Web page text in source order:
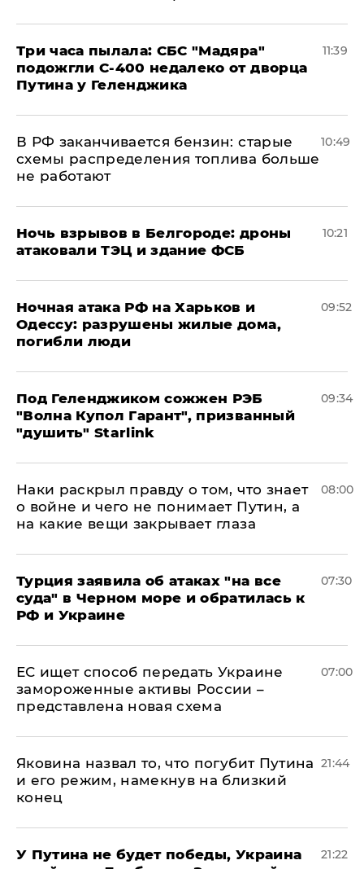
Три часа пылала: СБС "Мадяра"
подожгли С-400 недалеко от дворца
Путина у Геленджика
11:39
​В РФ заканчивается бензин: старые
схемы распределения топлива больше
не работают
10:49
​Ночь взрывов в Белгороде: дроны
атаковали ТЭЦ и здание ФСБ
10:21
​Ночная атака РФ на Харьков и
Одессу: разрушены жилые дома,
погибли люди
09:52
Под Геленджиком сожжен РЭБ
"Волна Купол Гарант", призванный
"душить" Starlink
09:34
Наки раскрыл правду о том, что знает
о войне и чего не понимает Путин, а
на какие вещи закрывает глаза
08:00
Турция заявила об атаках "на все
суда" в Черном море и обратилась к
РФ и Украине
07:30
ЕС ищет способ передать Украине
замороженные активы России –
представлена новая схема
07:00
Яковина назвал то, что погубит Путина
и его режим, намекнув на близкий
конец
21:44
У Путина не будет победы, Украина
21:22